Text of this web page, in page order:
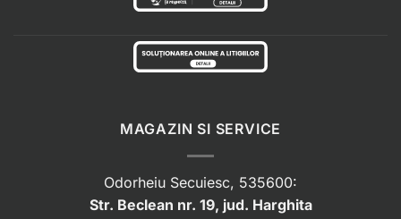
MAGAZIN SI SERVICE
Odorheiu Secuiesc, 535600:
Str. Beclean nr. 19, jud. Harghita